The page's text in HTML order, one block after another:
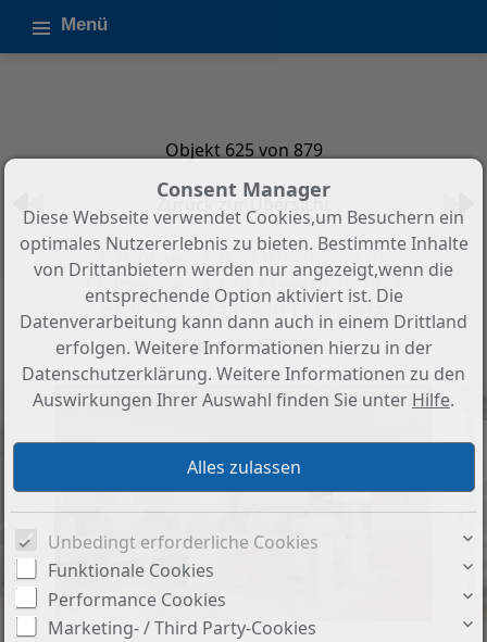
Menü
Objekt 625 von 879
Zurück zur Übersicht
3-Zimmer, 2-Bad Wohnung im
Erdgeschoss mit Meerblick und
großer Terrasse in Estepona
Objekt-Nr.: SP1066
Consent Manager
Diese Webseite verwendet Cookies,um Besuchern ein
optimales Nutzererlebnis zu bieten. Bestimmte Inhalte
von Drittanbietern werden nur angezeigt,wenn die
entsprechende Option aktiviert ist. Die
Datenverarbeitung kann dann auch in einem Drittland
erfolgen. Weitere Informationen hierzu in der
Datenschutzerklärung. Weitere Informationen zu den
Auswirkungen Ihrer Auswahl finden Sie unter Hilfe.
Unbedingt erforderliche Cookies
Funktionale Cookies
Performance Cookies
Marketing- / Third Party-Cookies